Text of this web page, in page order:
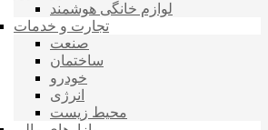
لوازم خانگی هوشمند
تجارت و خدمات
صنعت
ساختمان
خودرو
انرژی
محیط زیست